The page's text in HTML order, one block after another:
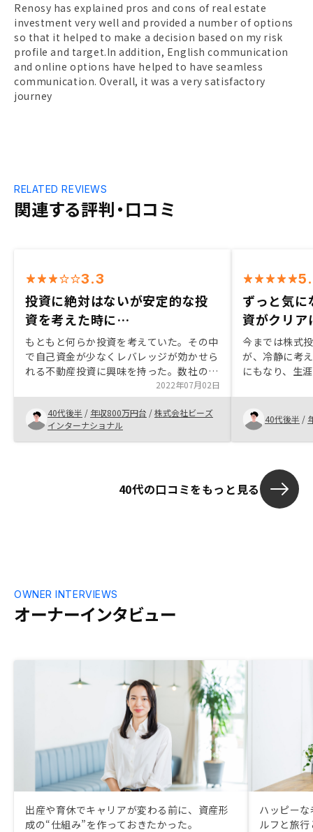
Renosy has explained pros and cons of real estate
investment very well and provided a number of options
so that it helped to make a decision based on my risk
profile and target.In addition, English communication
and online options have helped to have seamless
communication. Overall, it was a very satisfactory
journey
関連する評判・口コミ
RELATED REVIEWS
3.3
投資に絶対はないが安定的な投
資を考えた時に…
もともと何らか投資を考えていた。その中
で自己資金が少なくレバレッジが効かせら
れる不動産投資に興味を持った。数社の商
談し、話しを聞く中で、回数を重ねて最も
丁寧な説明をしてくれたこと、近年急成長
している会社で市場シェアも高く、企業と
しての将来性も期待できたこと、アプリで
不動産管理がてきたりAIを活用している点
めてリノシーでの購入を決めた理由と言え
2022年07月02日
40代後半 / 年収800万円台 /株式会社ビーズ
インターナショナル
ずっと気に
資がクリア
今までは株式
が、冷静に考
にもなり、生
た。面接や説
が信頼できた
ネットの情報
いと判断しま
40代後半 /
40代の口コミをもっと見る
オーナーインタビュー
OWNER INTERVIEWS
出産や育休でキャリアが変わる前に、資産形
成の“仕組み”を作っておきたかった。
ハッピー
ルフと旅